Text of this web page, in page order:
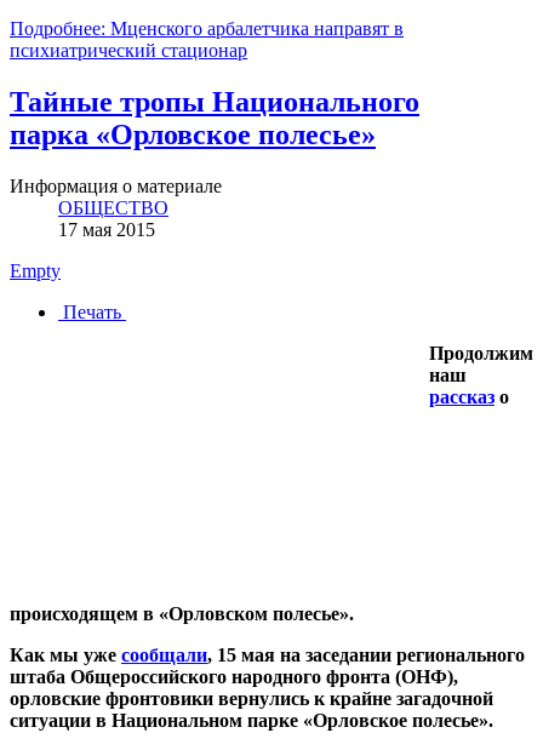
Подробнее: Мценского арбалетчика направят в
психиатрический стационар
Тайные тропы Национального
парка «Орловское полесье»
Информация о материале
ОБЩЕСТВО
17 мая 2015
Empty
Печать
Продолжим
наш
рассказ о
происходящем в «Орловском полесье».
Как мы уже сообщали, 15 мая на заседании регионального
штаба Общероссийского народного фронта (ОНФ),
орловские фронтовики вернулись к крайне загадочной
ситуации в Национальном парке «Орловское полесье».